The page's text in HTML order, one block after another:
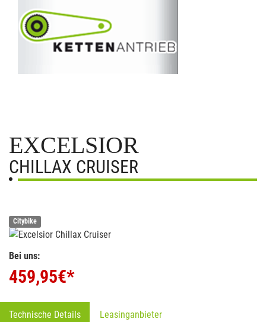
EXCELSIOR
CHILLAX CRUISER
Citybike
Bei uns:
459,95€*
Technische Details Leasinganbieter